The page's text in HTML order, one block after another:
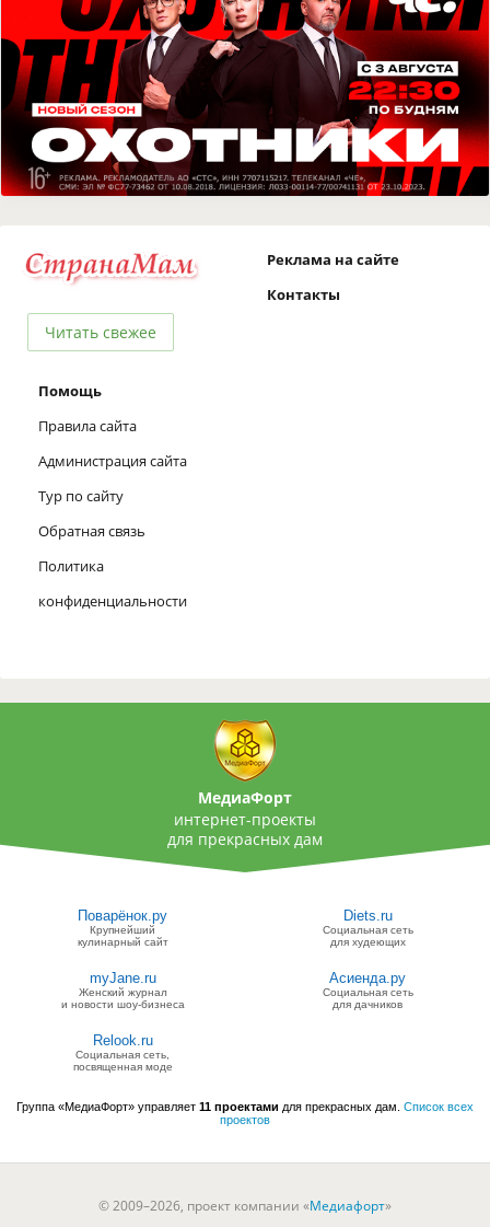
Читать свежее
Реклама на сайте
Контакты
Помощь
Правила сайта
Администрация сайта
Тур по сайту
Обратная связь
Политика
конфиденциальности
МедиаФорт
интернет-проекты
для прекрасных дам
Поварёнок.ру
Крупнейший
кулинарный сайт
Diets.ru
Социальная сеть
для худеющих
myJane.ru
Женский журнал
и новости шоу-бизнеса
Асиенда.ру
Социальная сеть
для дачников
Relook.ru
Социальная сеть,
посвященная моде
Группа «МедиаФорт» управляет 11 проектами для прекрасных дам. Список всех
проектов
© 2009–2026, проект компании «Медиафорт»